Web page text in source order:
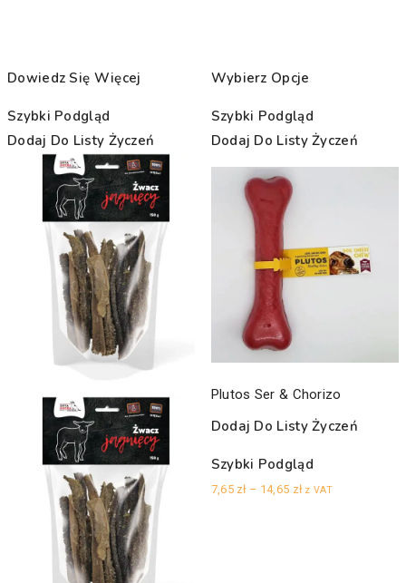
Dowiedz Się Więcej
Szybki Podgląd
Dodaj Do Listy Życzeń
Wybierz Opcje
Szybki Podgląd
Dodaj Do Listy Życzeń
Plutos Ser & Chorizo
Dodaj Do Listy Życzeń
Szybki Podgląd
7,65 zł – 14,65 złZakres
z VAT